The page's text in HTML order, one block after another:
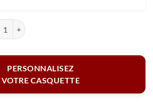
beige - Officiellement à la retraite
PERSONNALISEZ
VOTRE CASQUETTE